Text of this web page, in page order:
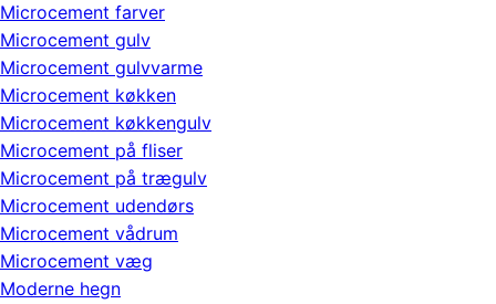
Microcement farver
Microcement gulv
Microcement gulvvarme
Microcement køkken
Microcement køkkengulv
Microcement på fliser
Microcement på trægulv
Microcement udendørs
Microcement vådrum
Microcement væg
Moderne hegn